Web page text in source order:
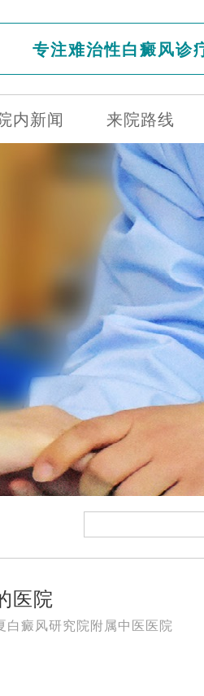
专注难治性白癜风诊
内新闻 来院路线
医院
白癜风研究院附属中医医院